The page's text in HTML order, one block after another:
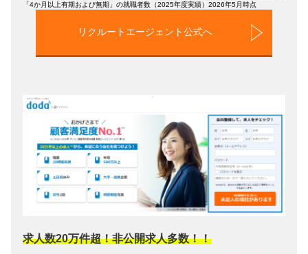
「4か月以上有期および無期」の就職者数（2025年度実績）2026年5月時点
リクルートエージェント公式へ
求人数20万件超！非公開求人多数！！